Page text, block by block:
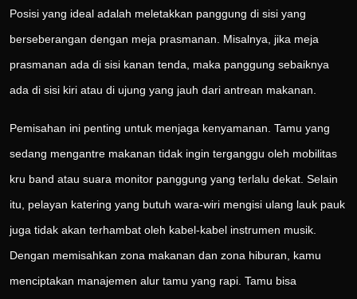
Posisi yang ideal adalah meletakkan panggung di sisi yang
berseberangan dengan meja prasmanan. Misalnya, jika meja
prasmanan ada di sisi kanan tenda, maka panggung sebaiknya
ada di sisi kiri atau di ujung yang jauh dari antrean makanan.
Pemisahan ini penting untuk menjaga kenyamanan. Tamu yang
sedang mengantre makanan tidak ingin terganggu oleh mobilitas
kru band atau suara monitor panggung yang terlalu dekat. Selain
itu, pelayan katering yang butuh wara-wiri mengisi ulang lauk pauk
juga tidak akan terhambat oleh kabel-kabel instrumen musik.
Dengan memisahkan zona makanan dan zona hiburan, kamu
menciptakan manajemen alur tamu yang rapi. Tamu bisa